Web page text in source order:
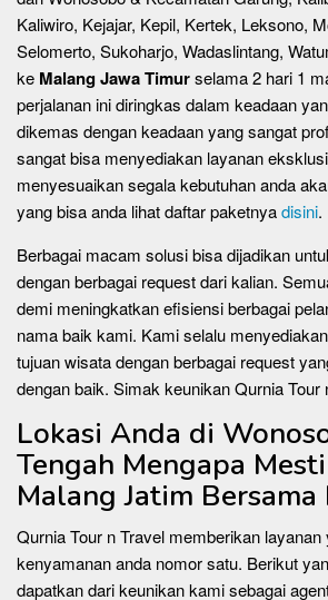
Kaliwiro, Kejajar, Kepil, Kertek, Leksono,
Selomerto, Sukoharjo, Wadaslintang,
ke Malang Jawa Timurselama 2 hari 1
perjalanan ini diringkas dalam keadaan
dikemas dengan keadaan yang sangat
sangat bisa menyediakan layanan
menyesuaikan segala kebutuhan anda
yang bisa anda lihat daftar paketnyadisini.
Berbagai macam solusi bisa dijadikan
dengan berbagai request dari kalian.
demi meningkatkan efisiensi berbagai
nama baik kami. Kami selalu
tujuan wisata dengan berbagai request
dengan baik. Simak keunikan Qurnia Tour
Lokasi Anda di
Tengah Mengapa
Malang Jatim Bersama
Qurnia Tour n Travel memberikan
kenyamanan anda nomor satu. Berikut
dapatkan dari keunikan kami sebagai